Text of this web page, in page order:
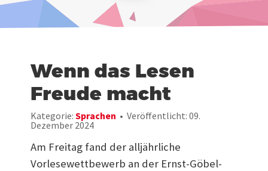
Wenn das Lesen
Freude macht
Kategorie: Sprachen
Veröffentlicht: 09.
Dezember 2024
Am Freitag fand der alljährliche
Vorlesewettbewerb an der Ernst-Göbel-